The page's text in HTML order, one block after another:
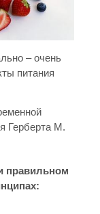
– очень
питания
Герберта М.
правильном